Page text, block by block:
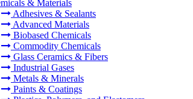
& Materials
Adhesives & Sealants
Advanced Materials
Biobased Chemicals
Commodity Chemicals
Glass Ceramics & Fibers
Industrial Gases
Metals & Minerals
Paints & Coatings